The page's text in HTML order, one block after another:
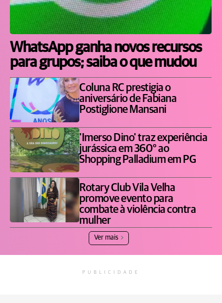
WhatsApp ganha novos recursos
para grupos; saiba o que mudou
Coluna RC prestigia o
aniversário de Fabiana
Postiglione Mansani
'Imerso Dino' traz experiência
jurássica em 360° ao
Shopping Palladium em PG
Rotary Club Vila Velha
promove evento para
combate à violência contra
mulher
Ver mais
PUBLICIDADE